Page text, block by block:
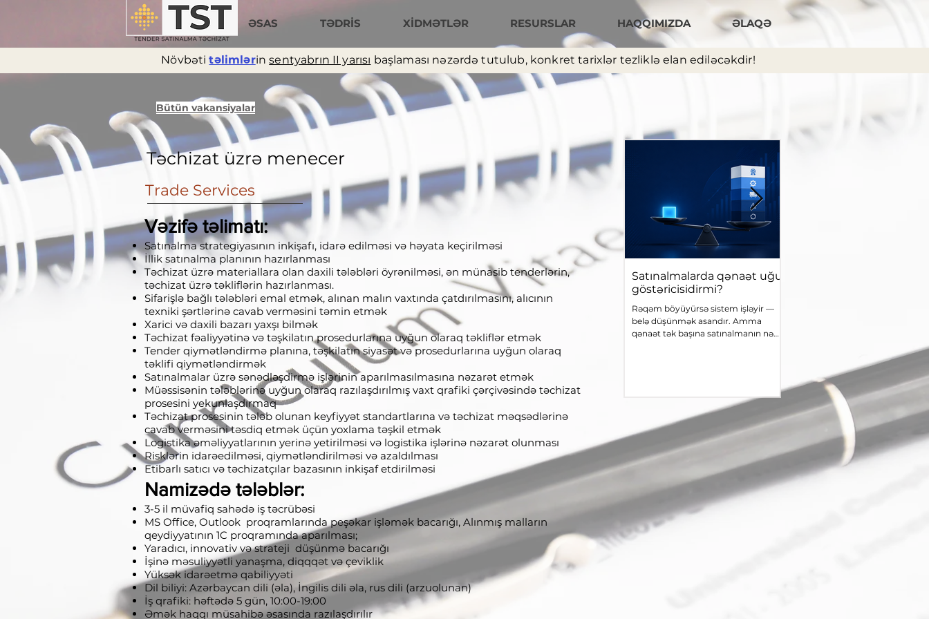
ƏSAS TƏDRİS XİDMƏTLƏR RESURSLAR HAQQIMIZDA ƏLAQƏ
Növbətitəlimlərinsentyabrın II yarısı başlaması nəzərdə tutulub, konkret tarixlər tezliklə elan ediləcəkdir!
Bütün vakansiyalar
Trade Services
Vəzifə təlimatı:
Satınalma strategiyasının inkişafı, idarə edilməsi və həyata keçirilməsi
İllik satınalma planının hazırlanması
Təchizat üzrə materiallara olan daxili tələbləri öyrənilməsi, ən münasib tenderlərin,
təchizat üzrə təkliflərin hazırlanması.
Sifarişlə bağlı tələbləri emal etmək, alınan malın vaxtında çatdırılmasını, alıcının
texniki şərtlərinə cavab verməsini təmin etmək
Xarici və daxili bazarı yaxşı bilmək
Təchizat fəaliyyətinə və təşkilatın prosedurlarına uyğun olaraq təkliflər etmək
Tender qiymətləndirmə planına, təşkilatın siyasət və prosedurlarına uyğun olaraq
təklifi qiymətləndirmək
Satınalmalar üzrə sənədləşdirmə işlərinin aparılmasılmasına nəzarət etmək
Müəssisənin tələblərinə uyğun olaraq razılaşdırılmış vaxt qrafiki çərçivəsində təchizat
prosesini yekunlaşdırmaq
Təchizat prosesinin tələb olunan keyfiyyət standartlarına və təchizat məqsədlərinə
cavab verməsini təsdiq etmək üçün yoxlama təşkil etmək
Logistika əməliyyatlarının yerinə yetirilməsi və logistika işlərinə nəzarət olunması
Risklərin idarəedilməsi, qiymətləndirilməsi və azaldılması
Etibarlı satıcı və təchizatçılar bazasının inkişaf etdirilməsi
Namizədə tələblər:
3-5 il müvafiq sahədə iş təcrübəsi
MS Office, Outlook proqramlarında peşəkar işləmək bacarığı, Alınmış malların
qeydiyyatının 1C proqramında aparılması;
Yaradıcı, innovativ və strateji düşünmə bacarığı
İşinə məsuliyyətli yanaşma, diqqqət və çeviklik
Yüksək idarəetmə qabiliyyəti
Dil biliyi: Azərbaycan dili (əla), İngilis dili əla, rus dili (arzuolunan)
İş qrafiki: həftədə 5 gün, 10:00-19:00
Əmək haqqı müsahibə əsasında razılaşdırılır
Təchizat üzrə menecer
Satınalmalarda qənaət uğur
göstəricisidirmi?
Rəqəm böyüyürsə sistem işləyir —
belə düşünmək asandır. Amma
qənaət tək başına satınalmanın nə
sahələrdən biridir. Xüsusilə
(diskresion) kənarlaşdırma əsasları
çərçivəsində satınalan təşkilatın
qərarvermə sərhədləri tez-tez
mübahisə doğurur. Beynəlxalq
təcrübə və Azərbaycan
qanunvericiliyi göstərir ki,
“kənarlaşdıra bilər” ifadəsi
təşkilata mütləq bir vəzifə deyil,
əsaslandırılmış seçim hüququ
⚖️ Beynəlxalq təcrübə: Diskresiya